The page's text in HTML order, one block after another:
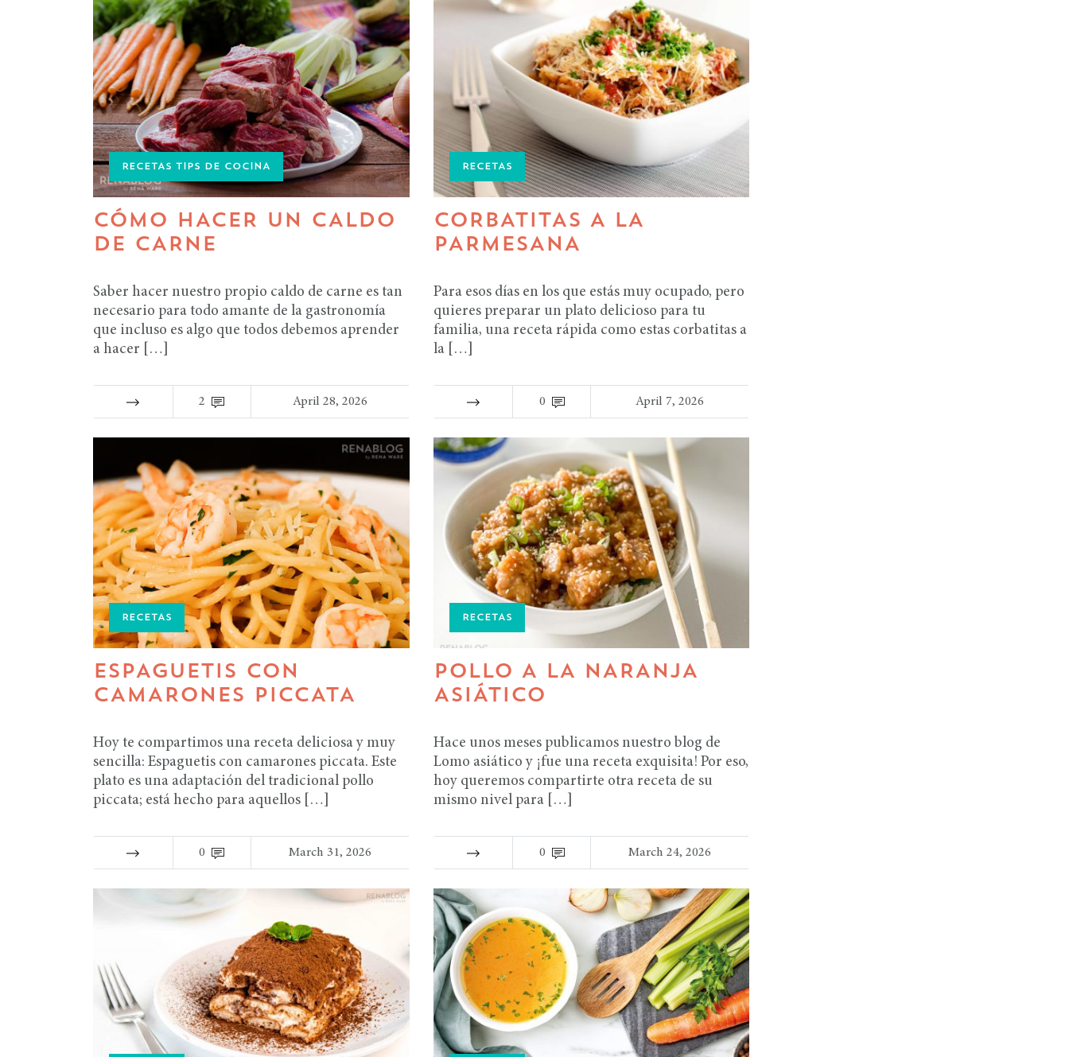
RECETAS TIPS DE COCINA
CÓMO HACER UN CALDO
DE CARNE
Saber hacer nuestro propio caldo de carne es tan
necesario para todo amante de la gastronomía
que incluso es algo que todos debemos aprender
a hacer […]
2 April 28, 2026
RECETAS
CORBATITAS A LA
PARMESANA
Para esos días en los que estás muy ocupado, pero
quieres preparar un plato delicioso para tu
familia, una receta rápida como estas corbatitas a
la […]
0 April 7, 2026
RECETAS
ESPAGUETIS CON
CAMARONES PICCATA
Hoy te compartimos una receta deliciosa y muy
sencilla: Espaguetis con camarones piccata. Este
plato es una adaptación del tradicional pollo
piccata; está hecho para aquellos […]
0 March 31, 2026
RECETAS
POLLO A LA NARANJA
ASIÁTICO
Hace unos meses publicamos nuestro blog de
Lomo asiático y ¡fue una receta exquisita! Por eso,
hoy queremos compartirte otra receta de su
mismo nivel para […]
0 March 24, 2026